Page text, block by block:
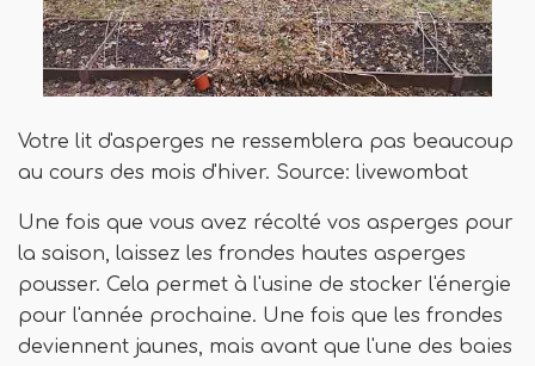
Votre lit d'asperges ne ressemblera pas beaucoup
au cours des mois d'hiver. Source: livewombat
Une fois que vous avez récolté vos asperges pour
la saison, laissez les frondes hautes asperges
pousser. Cela permet à l'usine de stocker l'énergie
pour l'année prochaine. Une fois que les frondes
deviennent jaunes, mais avant que l'une des baies